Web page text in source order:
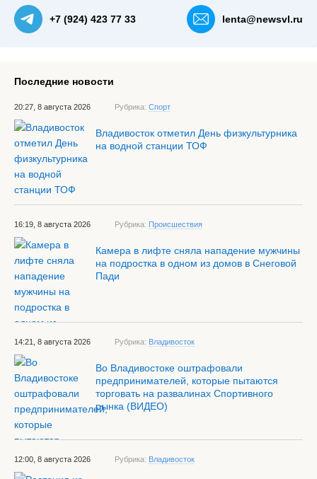
+7 (924) 423 77 33 lenta@newsvl.ru
Последние новости
20:27, 8 августа 2026 Рубрика: Спорт
Владивосток отметил День физкультурника
на водной станции ТОФ
16:19, 8 августа 2026 Рубрика: Происшествия
Камера в лифте сняла нападение мужчины
на подростка в одном из домов в Снеговой
Пади
14:21, 8 августа 2026 Рубрика: Владивосток
Во Владивостоке оштрафовали
предпринимателей, которые пытаются
торговать на развалинах Спортивного
рынка (ВИДЕО)
12:00, 8 августа 2026 Рубрика: Владивосток